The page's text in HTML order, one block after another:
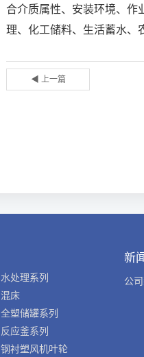
合介质属性、安装环境、作
理、化工储料、生活蓄水、
◀ 上一篇
水处理系列
混床
全塑储罐系列
反应釜系列
钢衬塑风机叶轮
新
公